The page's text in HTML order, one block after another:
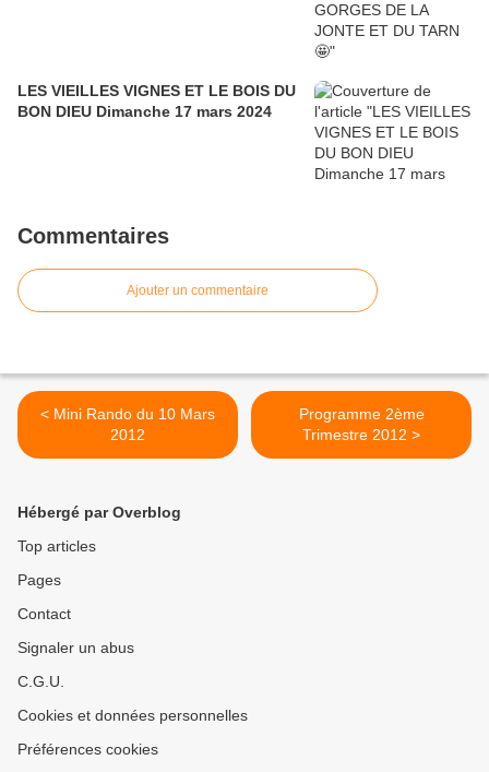
LES VIEILLES VIGNES ET LE BOIS DU
BON DIEU Dimanche 17 mars 2024
Commentaires
Ajouter un commentaire
< Mini Rando du 10 Mars
2012
Programme 2ème
Trimestre 2012 >
Hébergé par Overblog
Top articles
Pages
Contact
Signaler un abus
C.G.U.
Cookies et données personnelles
Préférences cookies